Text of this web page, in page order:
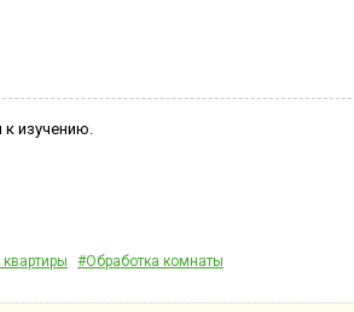
изучению.
#Обработка комнаты